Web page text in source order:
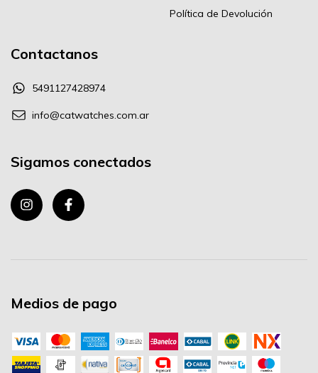
Política de Devolución
Contactanos
5491127428974
info@catwatches.com.ar
Sigamos conectados
Medios de pago